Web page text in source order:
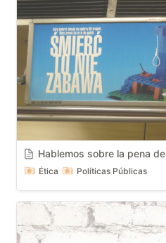
Hablemos sobre la pena
Ética Políticas Públicas